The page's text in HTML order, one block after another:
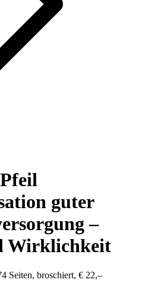
guter
–
Wirklichkeit
Seiten, broschiert, € 22,–